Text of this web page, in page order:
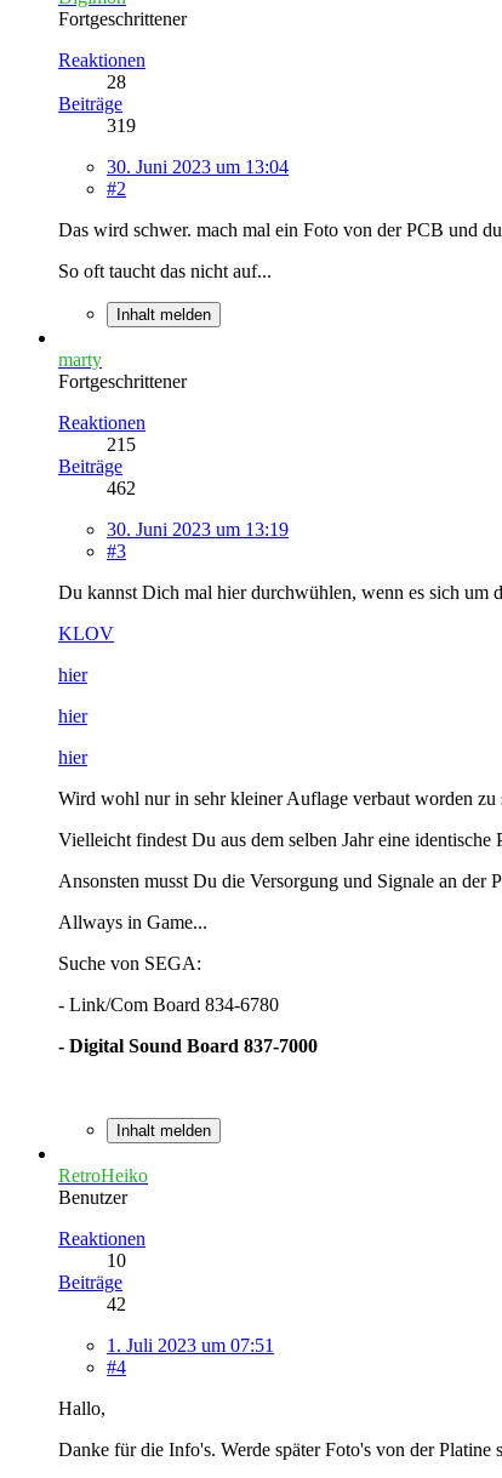
Fortgeschrittener
Reaktionen
28
Beiträge
319
30. Juni 2023 um 13:04
#2
Das wird schwer. mach mal ein Foto von der PCB und
So oft taucht das nicht auf...
Inhalt melden
marty
Fortgeschrittener
Reaktionen
215
Beiträge
462
30. Juni 2023 um 13:19
#3
Du kannst Dich mal hier durchwühlen, wenn es sich um
KLOV
hier
hier
hier
Wird wohl nur in sehr kleiner Auflage verbaut worden zu
Vielleicht findest Du aus dem selben Jahr eine
Ansonsten musst Du die Versorgung und Signale an
Allways in Game...
Suche von SEGA:
- Link/Com Board 834-6780
- Digital Sound Board 837-7000
Inhalt melden
RetroHeiko
Benutzer
Reaktionen
10
Beiträge
42
1. Juli 2023 um 07:51
#4
Hallo,
Danke für die Info's. Werde später Foto's von der